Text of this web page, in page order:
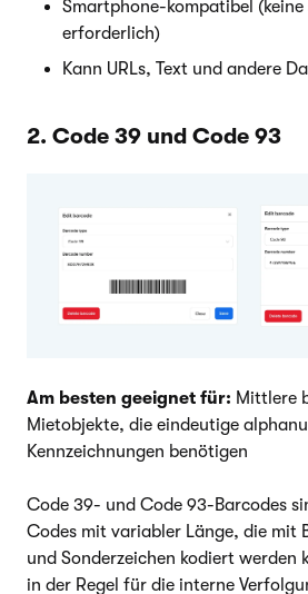
Smartphone-kompatibel (keine
erforderlich)
Kann URLs, Text und andere
2. Code 39 und Code 93
Am besten geeignet für: Mittlere
Mietobjekte, die eindeutige
Kennzeichnungen benötigen
Code 39- und Code 93-Barcodes
Codes mit variabler Länge, die mit
und Sonderzeichen kodiert werden
in der Regel für die interne